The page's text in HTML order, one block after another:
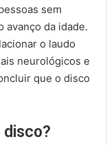
sem
avanço da idade.
o laudo
neurológicos e
que o disco
disco?